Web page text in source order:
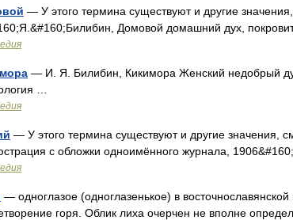
— У этого термина существуют и другие
Домовой домашний дух,
— И. Я. Билибин, Кикимора Женский недобрый
…
— У этого термина существуют и другие значения,
с обложки одноимённого журнала,
— одноглазое (одноглазенькое) в
горя. Облик лиха очерчен не вполне